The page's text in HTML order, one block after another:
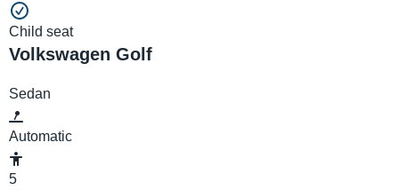
Child seat
Volkswagen Golf
Sedan
Automatic
5